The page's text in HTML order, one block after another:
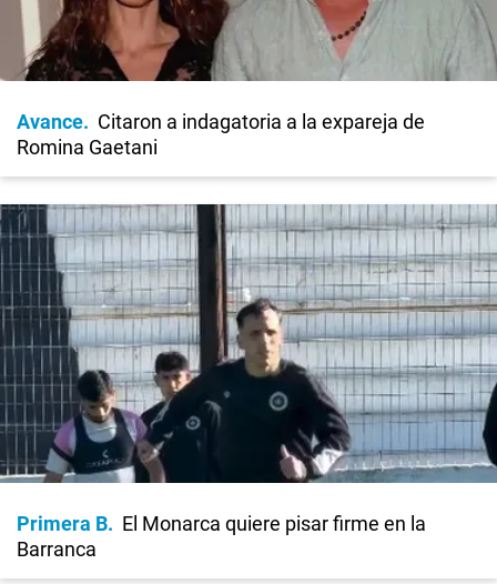
Avance
Citaron a indagatoria a la expareja de
Romina Gaetani
Primera B
El Monarca quiere pisar firme en la
Barranca